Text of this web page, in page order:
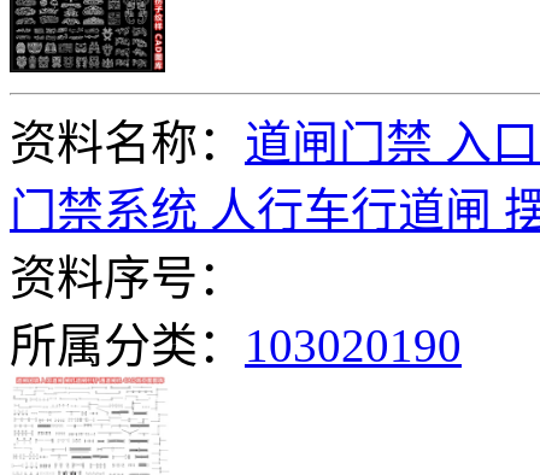
资料名称： 道闸门禁 入
门禁系统 人行车行道闸
资料序号：
所属分类： 103020190